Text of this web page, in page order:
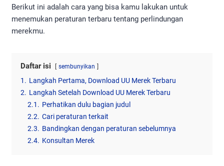
Berikut ini adalah cara yang bisa kamu lakukan untuk
menemukan peraturan terbaru tentang perlindungan
merekmu.
Daftar isi sembunyikan
1. Langkah Pertama, Download UU Merek Terbaru
2. Langkah Setelah Download UU Merek Terbaru
2.1. Perhatikan dulu bagian judul
2.2. Cari peraturan terkait
2.3. Bandingkan dengan peraturan sebelumnya
2.4. Konsultan Merek